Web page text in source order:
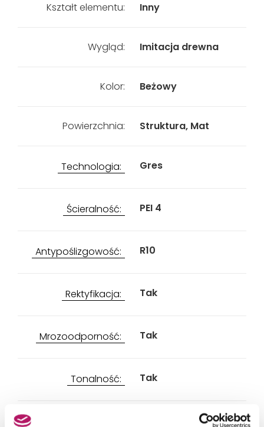
Kształt elementu: Inny
Wygląd: Imitacja drewna
Kolor: Beżowy
Powierzchnia: Struktura, Mat
Technologia: Gres
Ścieralność: PEI 4
Antypoślizgowość: R10
Rektyfikacja: Tak
Mrozoodporność: Tak
Tonalność: Tak